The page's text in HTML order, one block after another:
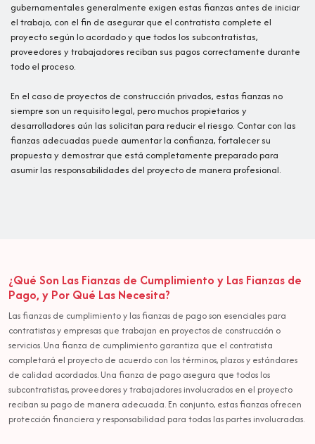
gubernamentales generalmente exigen estas fianzas antes de iniciar
el trabajo, con el fin de asegurar que el contratista complete el
proyecto según lo acordado y que todos los subcontratistas,
proveedores y trabajadores reciban sus pagos correctamente durante
todo el proceso.
En el caso de proyectos de construcción privados, estas fianzas no
siempre son un requisito legal, pero muchos propietarios y
desarrolladores aún las solicitan para reducir el riesgo. Contar con las
fianzas adecuadas puede aumentar la confianza, fortalecer su
propuesta y demostrar que está completamente preparado para
asumir las responsabilidades del proyecto de manera profesional.
¿Qué Son Las Fianzas de Cumplimiento y Las Fianzas de
Pago, y Por Qué Las Necesita?
Las fianzas de cumplimiento y las fianzas de pago son esenciales para
contratistas y empresas que trabajan en proyectos de construcción o
servicios. Una fianza de cumplimiento garantiza que el contratista
completará el proyecto de acuerdo con los términos, plazos y estándares
de calidad acordados. Una fianza de pago asegura que todos los
subcontratistas, proveedores y trabajadores involucrados en el proyecto
reciban su pago de manera adecuada. En conjunto, estas fianzas ofrecen
protección financiera y responsabilidad para todas las partes involucradas.